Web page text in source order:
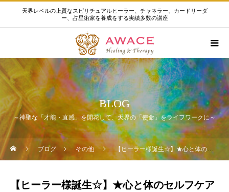
天界レベルの上質なスピリチュアルヒーラー、チャネラー、カードリーダ
ー、占星術家を養成をする実績多数の講座
BLOG
～神聖な「才能・直感」を開花して、天界の「使命」をライフワークに～
ブログ その他 【ヒーラー様誕生☆】★心と体のセルフケアを応援するナースセラピスト★オラクルカードリーディング・チャネリング・ヒプノセラピー・レイキ【大阪】
【ヒーラー様誕生☆】★心と体のセルフケア